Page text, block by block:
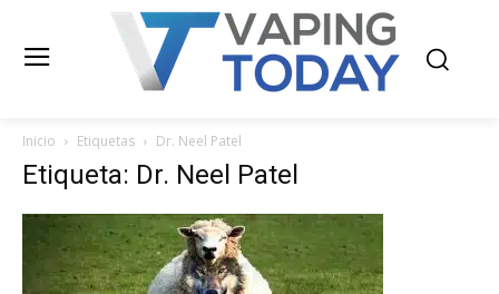
Inicio Etiquetas Dr. Neel Patel
Etiqueta: Dr. Neel Patel